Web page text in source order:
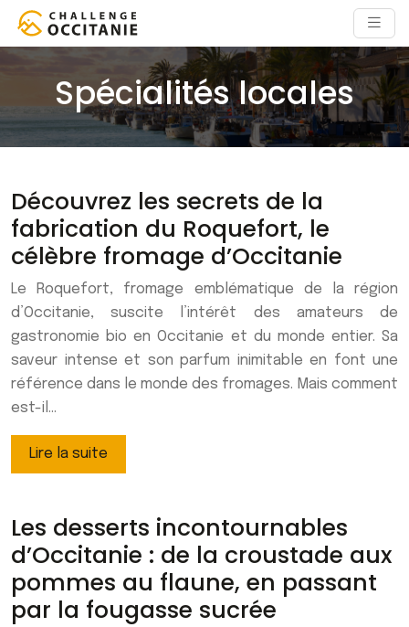
Spécialités locales
Découvrez les secrets de la
fabrication du Roquefort, le
célèbre fromage d’Occitanie
Le Roquefort, fromage emblématique de la région
d’Occitanie, suscite l’intérêt des amateurs de
gastronomie bio en Occitanie et du monde entier. Sa
saveur intense et son parfum inimitable en font une
référence dans le monde des fromages. Mais comment
est-il…
Lire la suite
Les desserts incontournables
d’Occitanie : de la croustade aux
pommes au flaune, en passant
par la fougasse sucrée